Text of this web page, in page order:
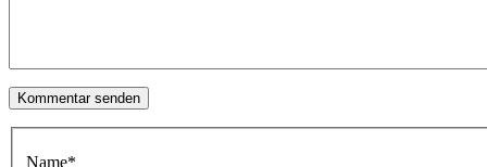
Name*